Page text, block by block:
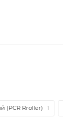
(PCR Rroller) 1